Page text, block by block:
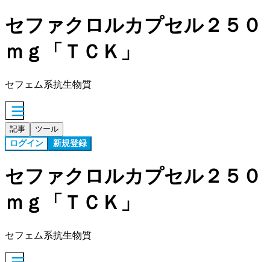
セファクロルカプセル２５０
ｍｇ「ＴＣＫ」
セフェム系抗生物質
記事 ツール
ログイン 新規登録
セファクロルカプセル２５０
ｍｇ「ＴＣＫ」
セフェム系抗生物質